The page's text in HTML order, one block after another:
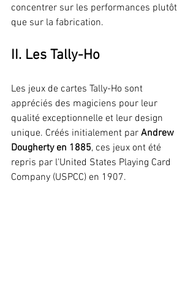
concentrer sur les performances plutôt
que sur la fabrication.
II. Les Tally-Ho
Les jeux de cartes Tally-Ho sont
appréciés des magiciens pour leur
qualité exceptionnelle et leur design
unique. Créés initialement par Andrew
Dougherty en 1885, ces jeux ont été
repris par l'United States Playing Card
Company (USPCC) en 1907.